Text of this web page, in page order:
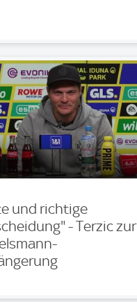
und richtige
- Terzic zur